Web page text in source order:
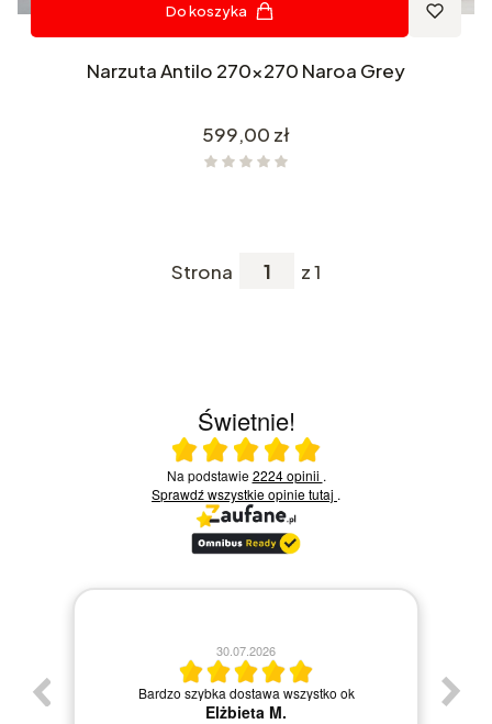
Do koszyka
Narzuta Antilo 270x270 Naroa Grey
Cena
599,00 zł
Strona z 1
Świetnie!
Ocena średnia 5 na 5
Na podstawie2224 opinii .
Sprawdź wszystkie opinietutaj .
30.07.2026
Bardzo szybka dostawa wszystko ok
Elżbieta M.